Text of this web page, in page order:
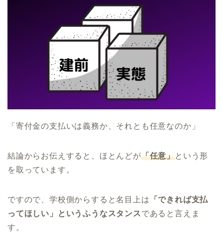
「寄付金の支払いは義務か、それとも任意なのか」
結論からお伝えすると、ほとんどが「任意」という形
を取っています。
ですので、学校側からすると名目上は 「できれば支払
ってほしい」というふうなスタンスであると言えま
す。